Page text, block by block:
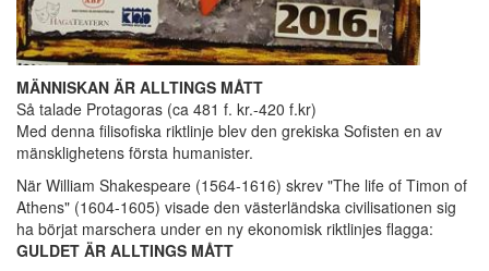
MÄNNISKAN ÄR ALLTINGS MÅTT
Så talade Protagoras (ca 481 f. kr.-420 f.kr)
Med denna filisofiska riktlinje blev den grekiska Sofisten en av
mänsklighetens första humanister.
När William Shakespeare (1564-1616) skrev "The life of Timon of
Athens" (1604-1605) visade den västerländska civilisationen sig
ha börjat marschera under en ny ekonomisk riktlinjes flagga:
GULDET ÄR ALLTINGS MÅTT